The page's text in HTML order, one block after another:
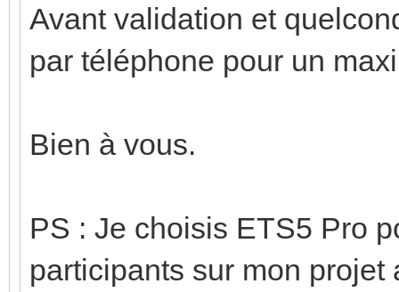
Avant validation et
par téléphone pour un
Bien à vous.
PS : Je choisis ETS5 Pro
participants sur mon